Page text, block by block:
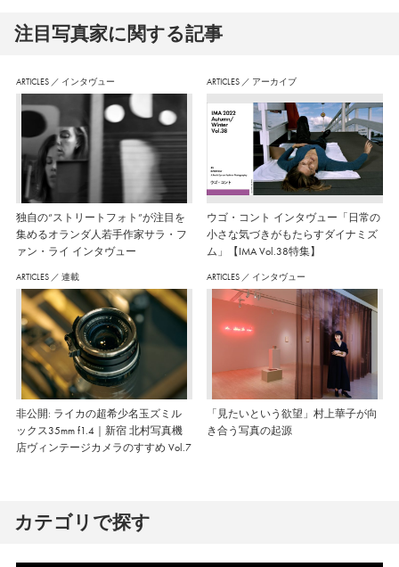
注⽬写真家に関する記事
ARTICLES ／ インタヴュー
独自の“ストリートフォト”が注目を
集めるオランダ人若手作家サラ・フ
ァン・ライ インタヴュー
ARTICLES ／ アーカイブ
ウゴ・コント インタヴュー「日常の
小さな気づきがもたらすダイナミズ
ム」【IMA Vol.38特集】
ARTICLES ／ 連載
非公開: ライカの超希少名玉ズミル
ックス35mm f1.4｜新宿 北村写真機
店ヴィンテージカメラのすすめ Vol.7
ARTICLES ／ インタヴュー
「見たいという欲望」村上華子が向
き合う写真の起源
カテゴリで探す